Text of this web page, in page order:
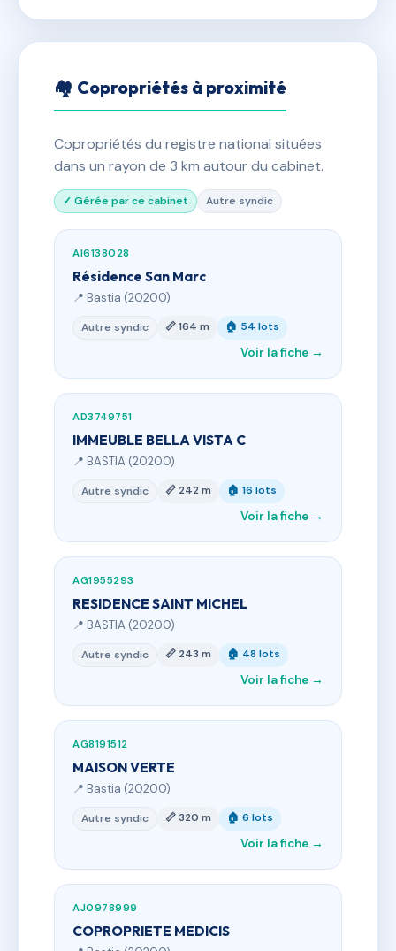
🏘 Copropriétés à proximité
Copropriétés du registre national situées
dans un rayon de 3 km autour du cabinet.
✓ Gérée par ce cabinet Autre syndic
AI6138028
Résidence San Marc
📍 Bastia (20200)
Autre syndic 📏 164 m 🏠 54 lots
Voir la fiche →
AD3749751
IMMEUBLE BELLA VISTA C
📍 BASTIA (20200)
Autre syndic 📏 242 m 🏠 16 lots
Voir la fiche →
AG1955293
RESIDENCE SAINT MICHEL
📍 BASTIA (20200)
Autre syndic 📏 243 m 🏠 48 lots
Voir la fiche →
AG8191512
MAISON VERTE
📍 Bastia (20200)
Autre syndic 📏 320 m 🏠 6 lots
Voir la fiche →
AJ0978999
COPROPRIETE MEDICIS